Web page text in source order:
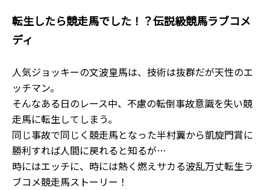
転生したら競走馬でした！？伝説級競馬ラブコメ
ディ
人気ジョッキーの文波皇馬は、技術は抜群だが天性のエ
ッチマン。
そんなある日のレース中、不慮の転倒事故意識を失い競
走馬に転生してしまう。
同じ事故で同じく競走馬となった半村翼から凱旋門賞に
勝利すれば人間に戻れると知るが…
時にはエッチに、時には熱く燃えサカる波乱万丈転生ラ
ブコメ競走馬ストーリー！